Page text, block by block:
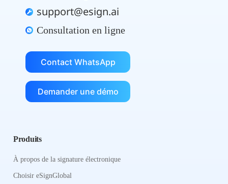
support@esign.ai
Consultation en ligne
Contact WhatsApp
Demander une démo
Produits
À propos de la signature électronique
Choisir eSignGlobal